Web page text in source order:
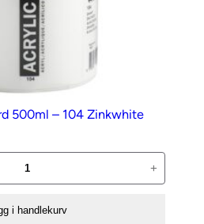
500ml – 104 Zinkwhite
+
i handlekurv